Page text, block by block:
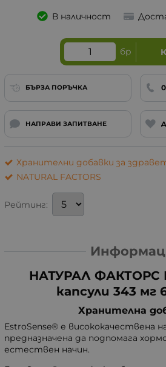
В наличност
бр
БЪРЗА ПОРЪЧКА
НАПРАВИ ЗАПИТВАНЕ
Хранителни добавки за
NATURAL FACTORS
Рейтинг:
НАТУРАЛ ФАКТОРС
капсули 343 мг
Хранителна
EstroSense® е висококачествена
предназначена да подпомага
естествен начин.